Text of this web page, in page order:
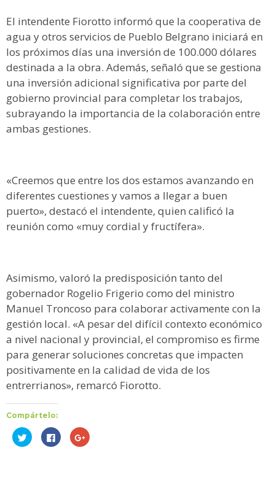
El intendente Fiorotto informó que la cooperativa de
agua y otros servicios de Pueblo Belgrano iniciará en
los próximos días una inversión de 100.000 dólares
destinada a la obra. Además, señaló que se gestiona
una inversión adicional significativa por parte del
gobierno provincial para completar los trabajos,
subrayando la importancia de la colaboración entre
ambas gestiones.
«Creemos que entre los dos estamos avanzando en
diferentes cuestiones y vamos a llegar a buen
puerto», destacó el intendente, quien calificó la
reunión como «muy cordial y fructífera».
Asimismo, valoró la predisposición tanto del
gobernador Rogelio Frigerio como del ministro
Manuel Troncoso para colaborar activamente con la
gestión local. «A pesar del difícil contexto económico
a nivel nacional y provincial, el compromiso es firme
para generar soluciones concretas que impacten
positivamente en la calidad de vida de los
entrerrianos», remarcó Fiorotto.
Compártelo:
Haz
clic
Haz
clic
Haz
clic